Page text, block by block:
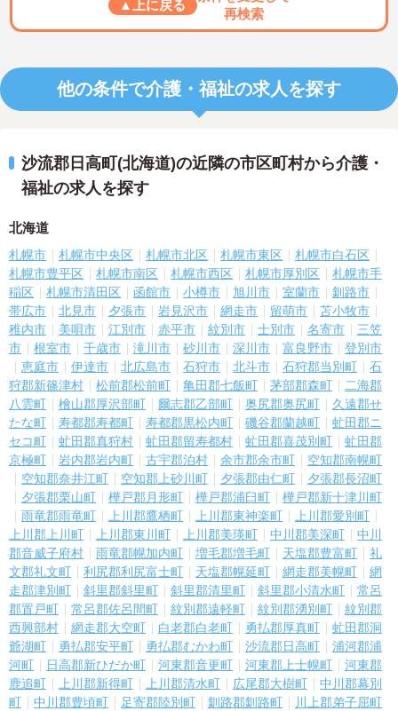
▲上に戻る
再検索
他の条件で介護・福祉の求人を探す
沙流郡日高町(北海道)の近隣の市区町村から介護・
福祉の求人を探す
北海道
札幌市 札幌市中央区 札幌市北区 札幌市東区
札幌市白石区
札幌市豊平区
札幌市南区 札幌市西区 札幌市厚別区
札幌市手
稲区
札幌市清田区 函館市 小樽市 旭川市 室蘭市
釧路市
帯広市
北見市 夕張市 岩見沢市 網走市 留萌市
苫小牧市
稚内市
美唄市 江別市 赤平市 紋別市 士別市 名寄市
三笠
市
根室市 千歳市 滝川市 砂川市 深川市 富良野市
登別市
恵庭市
伊達市 北広島市 石狩市 北斗市 石狩郡当別町
石
狩郡新篠津村
松前郡松前町 亀田郡七飯町 茅部郡森町
二海郡
八雲町
檜山郡厚沢部町 爾志郡乙部町 奥尻郡奥尻町
久遠郡せ
たな町
寿都郡寿都町 寿都郡黒松内町 磯谷郡蘭越町
虻田郡ニ
セコ町
虻田郡真狩村 虻田郡留寿都村 虻田郡喜茂別町
虻田郡
京極町
岩内郡岩内町 古宇郡泊村 余市郡余市町
空知郡南幌町
空知郡奈井江町
空知郡上砂川町 夕張郡由仁町
夕張郡長沼町
夕張郡栗山町
樺戸郡月形町 樺戸郡浦臼町
樺戸郡新十津川町
雨竜郡雨竜町
上川郡鷹栖町 上川郡東神楽町
上川郡愛別町
上川郡上川町
上川郡東川町 上川郡美瑛町 中川郡美深町
中川
郡音威子府村
雨竜郡幌加内町 増毛郡増毛町 天塩郡豊富町
礼
文郡礼文町
利尻郡利尻富士町 天塩郡幌延町 網走郡美幌町
網
走郡津別町
斜里郡斜里町 斜里郡清里町 斜里郡小清水町
常呂
郡置戸町
常呂郡佐呂間町 紋別郡遠軽町 紋別郡湧別町
紋別郡
西興部村
網走郡大空町 白老郡白老町 勇払郡厚真町
虻田郡洞
爺湖町
勇払郡安平町 勇払郡むかわ町 沙流郡日高町
浦河郡浦
河町
日高郡新ひだか町 河東郡音更町 河東郡上士幌町
河東郡
鹿追町
上川郡新得町 上川郡清水町 広尾郡大樹町
中川郡幕別
町
中川郡豊頃町 足寄郡陸別町 釧路郡釧路町
川上郡弟子屈町